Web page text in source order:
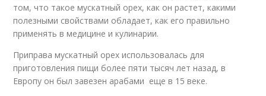
том, что такое мускатный орех, как он растет, какими
полезными свойствами обладает, как его правильно
применять в медицине и кулинарии.
Приправа мускатный орех использовалась для
приготовления пищи более пяти тысяч лет назад, в
Европу он был завезен арабами еще в 15 веке.